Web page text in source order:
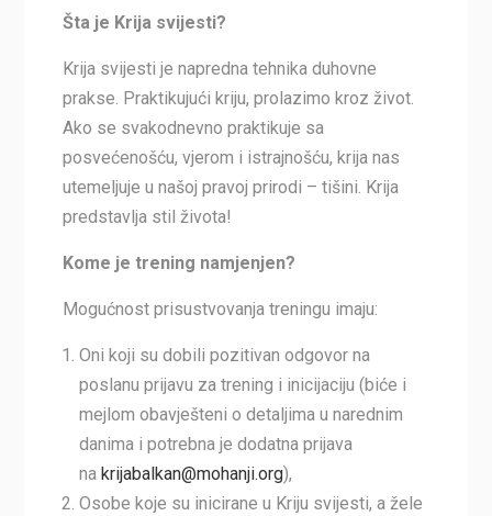
Šta je Krija svijesti?
Krija svijesti je napredna tehnika duhovne
prakse. Praktikujući kriju, prolazimo kroz život.
Ako se svakodnevno praktikuje sa
posvećenošću, vjerom i istrajnošću, krija nas
utemeljuje u našoj pravoj prirodi – tišini. Krija
predstavlja stil života!
Kome je trening namjenjen?
Mogućnost prisustvovanja treningu imaju:
Oni koji su dobili pozitivan odgovor na
poslanu prijavu za trening i inicijaciju (biće i
mejlom obavješteni o detaljima u narednim
danima i potrebna je dodatna prijava
na krijabalkan@mohanji.org),
Osobe koje su inicirane u Kriju svijesti, a žele